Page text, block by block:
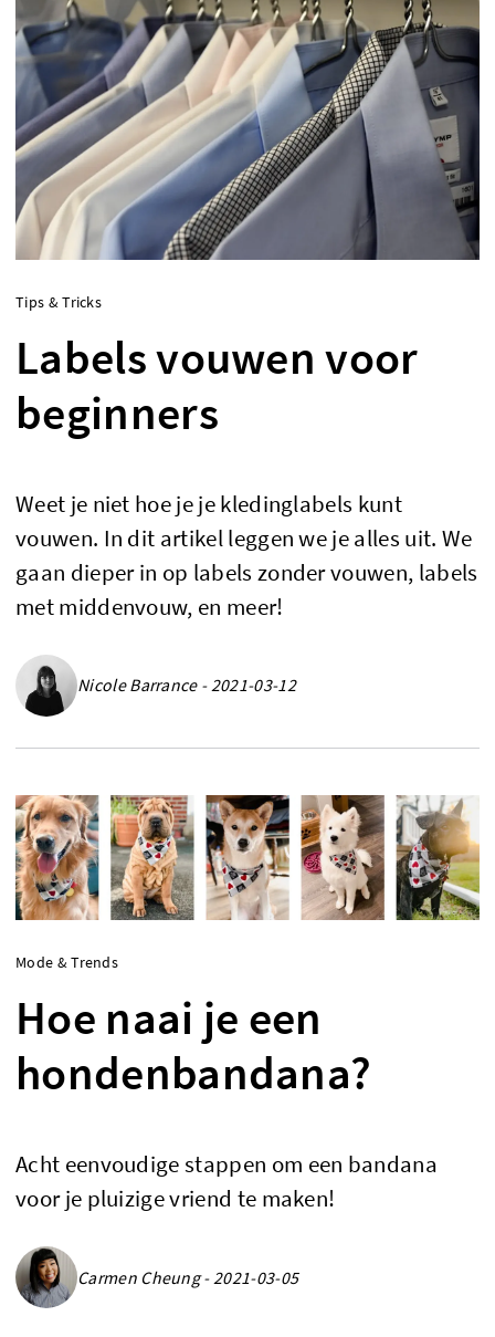
Tips & Tricks
Labels vouwen voor
beginners
Weet je niet hoe je je kledinglabels kunt
vouwen. In dit artikel leggen we je alles uit. We
gaan dieper in op labels zonder vouwen, labels
met middenvouw, en meer!
Nicole Barrance - 2021-03-12
Mode & Trends
Hoe naai je een
hondenbandana?
Acht eenvoudige stappen om een bandana
voor je pluizige vriend te maken!
Carmen Cheung - 2021-03-05